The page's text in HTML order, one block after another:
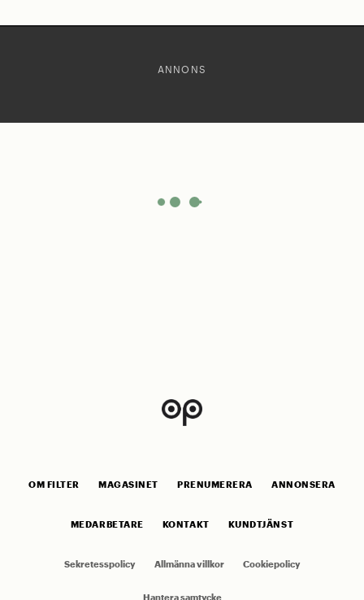
ANNONS
OM FILTER MAGASINET PRENUMERERA ANNONSERA
MEDARBETARE KONTAKT KUNDTJÄNST
Sekretesspolicy Allmänna villkor Cookiepolicy
Hantera samtycke